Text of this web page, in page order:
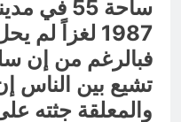
ساحة 55
1987 لغزاً
فبالرغم من إن
تشيع بين الناس